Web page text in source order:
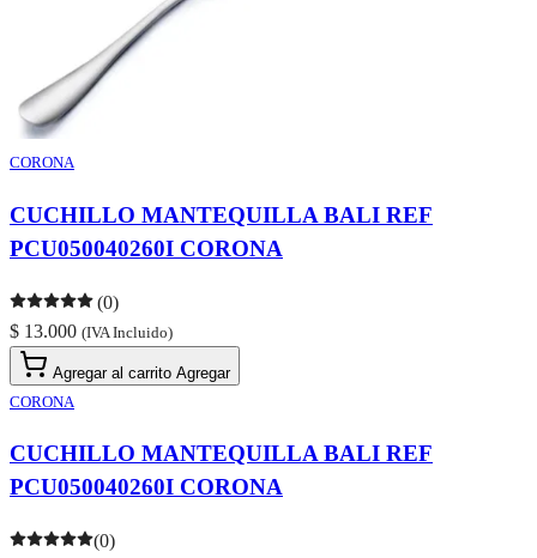
CORONA
CUCHILLO MANTEQUILLA BALI REF
PCU050040260I CORONA
(0)
$ 13.000 (IVA Incluido)
Agregar al carrito Agregar
CORONA
CUCHILLO MANTEQUILLA BALI REF
PCU050040260I CORONA
(0)